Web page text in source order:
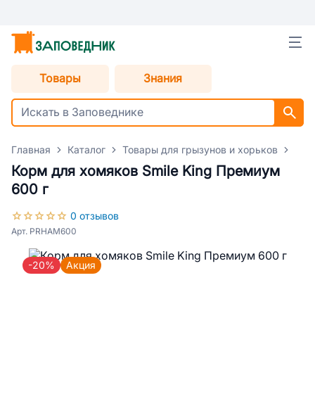
Товары Знания
Главная Каталог Товары для грызунов и хорьков
Корм для хомяков Smile King Премиум
600 г
0 отзывов
Арт. PRHAM600
-20% Акция